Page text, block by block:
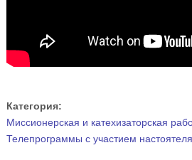
Категория:
Миссионерская и катехизаторская
Телепрограммы с участием